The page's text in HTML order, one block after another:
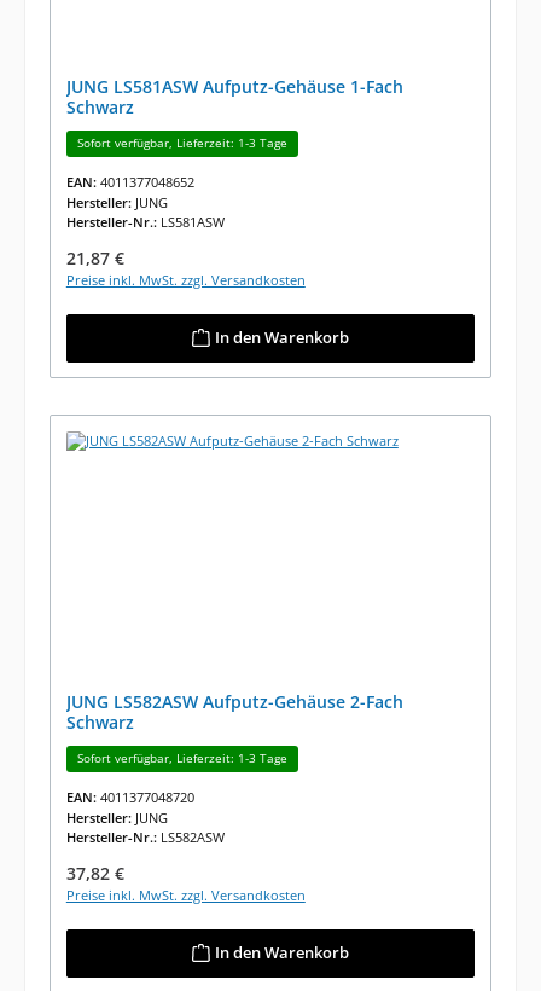
JUNG LS581ASW Aufputz-Gehäuse 1-Fach
Schwarz
Sofort verfügbar, Lieferzeit: 1-3 Tage
EAN: 4011377048652
Hersteller: JUNG
Hersteller-Nr.: LS581ASW
Regulärer Preis:
21,87 €
Preise inkl. MwSt. zzgl. Versandkosten
In den Warenkorb
JUNG LS582ASW Aufputz-Gehäuse 2-Fach
Schwarz
Sofort verfügbar, Lieferzeit: 1-3 Tage
EAN: 4011377048720
Hersteller: JUNG
Hersteller-Nr.: LS582ASW
Regulärer Preis:
37,82 €
Preise inkl. MwSt. zzgl. Versandkosten
In den Warenkorb